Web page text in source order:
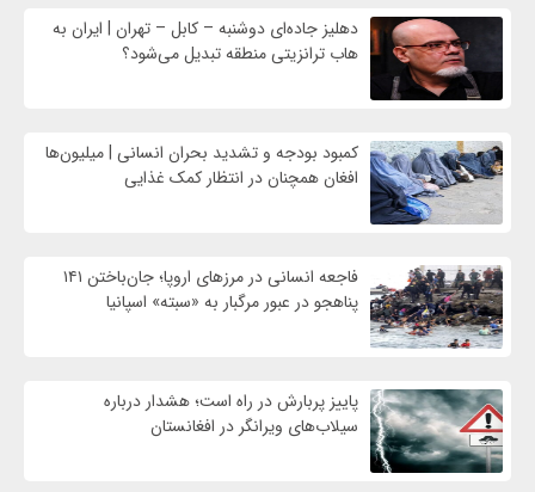
دهلیز جاده‌ای دوشنبه – کابل – تهران | ایران به
هاب ترانزیتی منطقه تبدیل می‌شود؟
کمبود بودجه و تشدید بحران انسانی | میلیون‌ها
افغان همچنان در انتظار کمک غذایی
فاجعه انسانی در مرزهای اروپا؛ جان‌باختن ۱۴۱
پناهجو در عبور مرگبار به «سبته» اسپانیا
پاییز پربارش در راه است؛ هشدار درباره
سیلاب‌های ویرانگر در افغانستان